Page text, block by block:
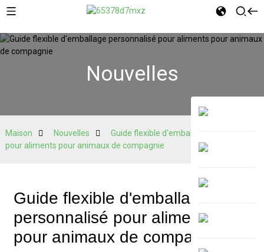
Nouvelles
Maison Nouvelles
Guide flexible d'emballage personnalisé
pour aliments pour animaux de compagnie
Guide flexible d'emballage
personnalisé pour aliments
pour animaux de compagnie